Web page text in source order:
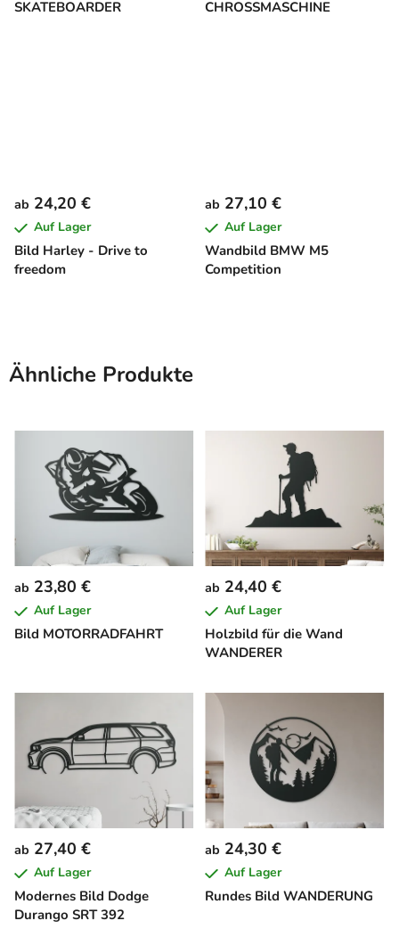
SKATEBOARDER CHROSSMASCHINE
Bild Harley - Drive to
freedom
ab 24,20 €
Auf Lager
Wandbild BMW M5
Competition
ab 27,10 €
Auf Lager
Ähnliche Produkte
Bild MOTORRADFAHRT
ab 23,80 €
Auf Lager
Holzbild für die Wand
WANDERER
ab 24,40 €
Auf Lager
Modernes Bild Dodge
Durango SRT 392
ab 27,40 €
Auf Lager
Rundes Bild WANDERUNG
ab 24,30 €
Auf Lager